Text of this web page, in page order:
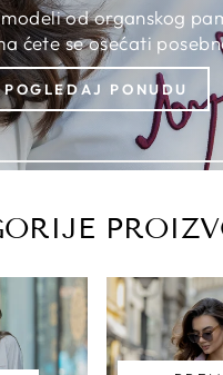
od organskog
ćete se osećati
POGLEDAJ PONUDU